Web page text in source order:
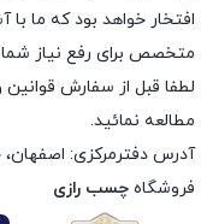
افتخار خواهد بود که ما
متخصص برای رفع نیاز
لطفا قبل از سفارش قوانین
مطالعه نمائید.
آدرس دفترمرکزی:
فروشگاه چسب رازی